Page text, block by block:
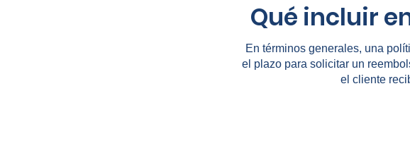
Qué incluir
En términos generales, una
el plazo para solicitar un
el cliente